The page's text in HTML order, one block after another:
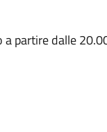
a partire dalle